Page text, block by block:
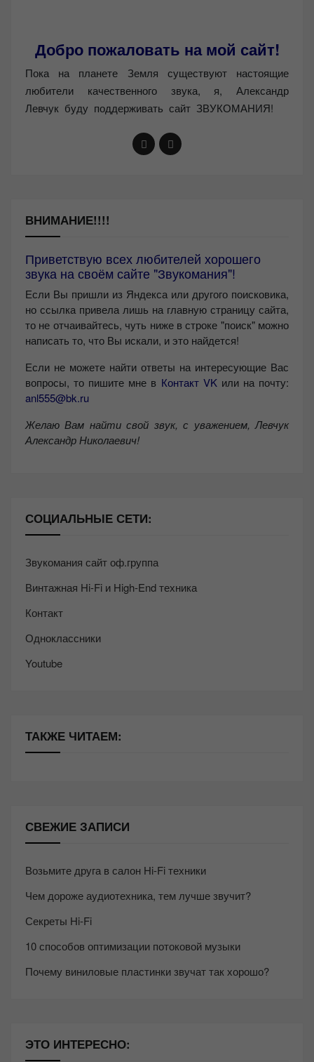
Добро пожаловать на мой сайт!
Пока на планете Земля существуют настоящие
любители качественного звука, я, Александр
Левчук буду поддерживать сайт ЗВУКОМАНИЯ!
ВНИМАНИЕ!!!!
Приветствую всех любителей хорошего
звука на своём сайте "Звукомания"!
Если Вы пришли из Яндекса или другого поисковика,
но ссылка привела лишь на главную страницу сайта,
то не отчаивайтесь, чуть ниже в строке "поиск" можно
написать то, что Вы искали, и это найдется!
Если не можете найти ответы на интересующие Вас
вопросы, то пишите мне в Контакт VKили на почту:
anl555@bk.ru
Желаю Вам найти свой звук, с уважением, Левчук
Александр Николаевич!
СОЦИАЛЬНЫЕ СЕТИ:
Звукомания сайт оф.группа
Винтажная Hi-Fi и High-End техника
Контакт
Одноклассники
Youtube
ТАКЖЕ ЧИТАЕМ:
СВЕЖИЕ ЗАПИСИ
Возьмите друга в салон Hi-Fi техники
Чем дороже аудиотехника, тем лучше звучит?
Секреты Hi-Fi
10 способов оптимизации потоковой музыки
Почему виниловые пластинки звучат так хорошо?
ЭТО ИНТЕРЕСНО: